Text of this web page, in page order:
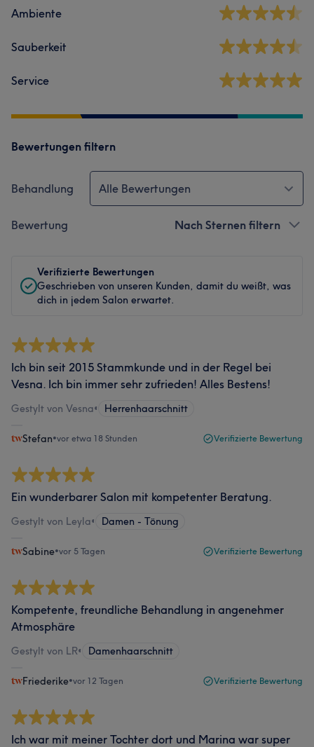
Ambiente
Sauberkeit
Service
Bewertungen filtern
Behandlung Alle Bewertungen
Bewertung Nach Sternen filtern
Verifizierte Bewertungen
Geschrieben von unseren Kunden, damit du weißt, was
dich in jedem Salon erwartet.
Ich bin seit 2015 Stammkunde und in der Regel bei
Vesna. Ich bin immer sehr zufrieden! Alles Bestens!
Gestylt von Vesna• Herrenhaarschnitt
Stefan•vor etwa 18 Stunden Verifizierte Bewertung
Ein wunderbarer Salon mit kompetenter Beratung.
Gestylt von Leyla• Damen - Tönung
Sabine•vor 5 Tagen Verifizierte Bewertung
Kompetente, freundliche Behandlung in angenehmer
Atmosphäre
Gestylt von LR• Damenhaarschnitt
Friederike•vor 12 Tagen Verifizierte Bewertung
Ich war mit meiner Tochter dort und Marina war super